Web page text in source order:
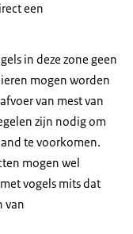
een
in deze zone geen
mogen worden
van mest van
zijn nodig om
te voorkomen.
mogen wel
vogels mits dat
van